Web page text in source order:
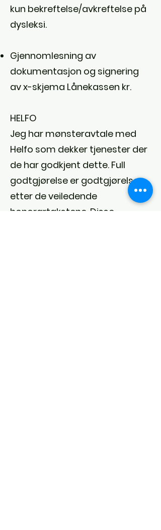
kun bekreftelse/avkreftelse på
dysleksi.
Gjennomlesning av
dokumentasjon og signering
av x-skjema Lånekassen kr.
HELFO
Jeg har mønsteravtale med
Helfo som dekker tjenester der
de har godkjent dette. Full
godtgjørelse er godtgjørelse
etter de veiledende
honorartakstene. Disse